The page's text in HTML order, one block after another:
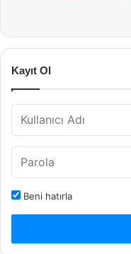
Kayıt Ol
Beni hatırla